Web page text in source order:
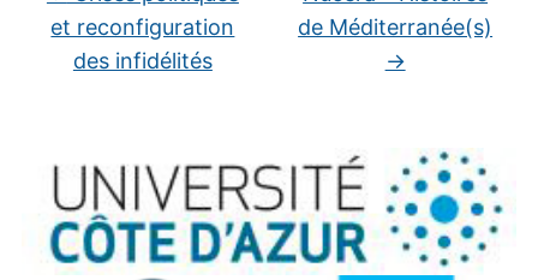
et reconfiguration
des infidélités
de Méditerranée(s)
→